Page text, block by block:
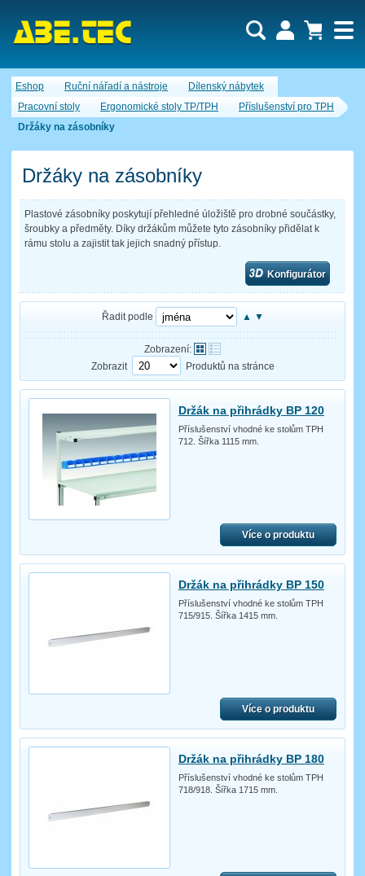
Eshop Ruční nářadí a nástroje
Dílenský nábytek
Pracovní stoly
Ergonomické stoly TP/TPH
Příslušenství pro TPH
Držáky na zásobníky
Držáky na zásobníky
Plastové zásobníky poskytují přehledné úložiště pro drobné součástky,
šroubky a předměty. Díky držákům můžete tyto zásobníky přidělat k
rámu stolu a zajistit tak jejich snadný přístup.
Konfigurátor
Řadit podle ▲ ▼
Zobrazení:
Zobrazit
Produktů na stránce
Držák na přihrádky BP 120
Příslušenství vhodné ke stolům TPH
712. Šířka 1115 mm.
Více o produktu
Držák na přihrádky BP 150
Příslušenství vhodné ke stolům TPH
715/915. Šířka 1415 mm.
Více o produktu
Držák na přihrádky BP 180
Příslušenství vhodné ke stolům TPH
718/918. Šířka 1715 mm.
Nákupní košík je momentálně prázdný.
Obsah košíku
Cena celkem: 0,00 CZK
Uživatel:
Heslo: